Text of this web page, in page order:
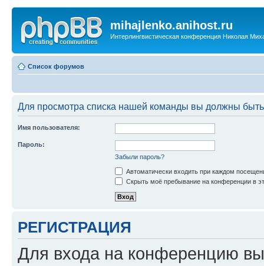
mihajlenko.anihost.ru
Интерлингвистическая конференция Николая
Список форумов
Для просмотра списка нашей команды вы должны
Имя пользователя:
Пароль:
Забыли пароль?
Автоматически входить при каждом
Скрыть моё пребывание на конференции в
РЕГИСТРАЦИЯ
Для входа на конференцию